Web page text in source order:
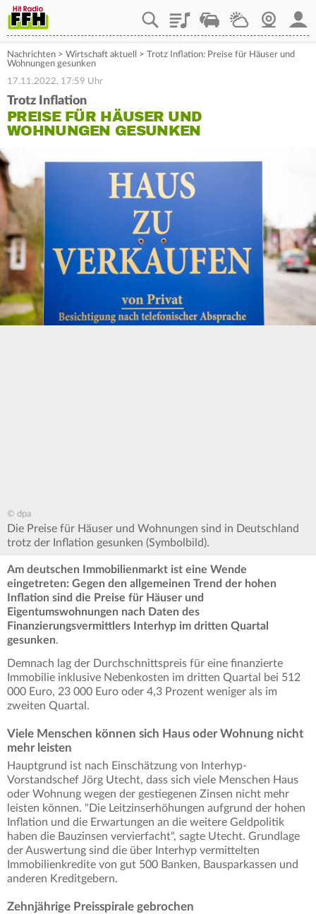
PlaylistStaupilotWetterWebcam
Nachrichten > Wirtschaft aktuell > Trotz Inflation: Preise für Häuser und
Wohnungen gesunken
17.11.2022, 17:59 Uhr
Trotz Inflation
PREISE FÜR HÄUSER UND
WOHNUNGEN GESUNKEN
© dpa
Die Preise für Häuser und Wohnungen sind in Deutschland
trotz der Inflation gesunken (Symbolbild).
Am deutschen Immobilienmarkt ist eine Wende
eingetreten: Gegen den allgemeinen Trend der hohen
Inflation sind die Preise für Häuser und
Eigentumswohnungen nach Daten des
Finanzierungsvermittlers Interhyp im dritten Quartal
gesunken.
Demnach lag der Durchschnittspreis für eine finanzierte
Immobilie inklusive Nebenkosten im dritten Quartal bei 512
000 Euro, 23 000 Euro oder 4,3 Prozent weniger als im
zweiten Quartal.
Viele Menschen können sich Haus oder Wohnung nicht
mehr leisten
Hauptgrund ist nach Einschätzung von Interhyp-
Vorstandschef Jörg Utecht, dass sich viele Menschen Haus
oder Wohnung wegen der gestiegenen Zinsen nicht mehr
leisten können. "Die Leitzinserhöhungen aufgrund der hohen
Inflation und die Erwartungen an die weitere Geldpolitik
haben die Bauzinsen vervierfacht", sagte Utecht. Grundlage
der Auswertung sind die über Interhyp vermittelten
Immobilienkredite von gut 500 Banken, Bausparkassen und
anderen Kreditgebern.
Zehnjährige Preisspirale gebrochen